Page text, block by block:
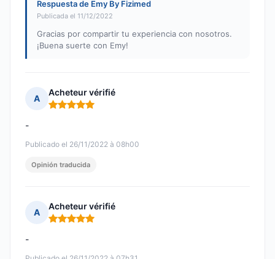
Respuesta de Emy By Fizimed
Publicada el 11/12/2022
Gracias por compartir tu experiencia con nosotros.
¡Buena suerte con Emy!
A
Acheteur vérifié
Nota: 5 de 5
Publicado el 26/11/2022 à 08h00
-
Opinión traducida
A
Acheteur vérifié
Nota: 5 de 5
-